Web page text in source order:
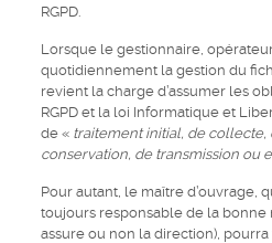
RGPD.
Lorsque le gestionnaire,
quotidiennement la gestion du
revient la charge d’assumer les
RGPD et la loi Informatique et
de « traitement initial, de collecte,
conservation, de transmission ou
Pour autant, le maître d’ouvrage,
toujours responsable de la bonne
assure ou non la direction), pourra